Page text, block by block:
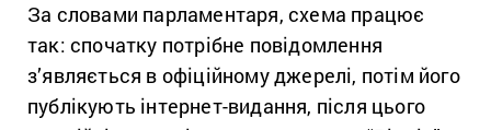
За словами парламентаря, схема працює
так: спочатку потрібне повідомлення
з’являється в офіційному джерелі, потім його
публікують інтернет-видання, після цього